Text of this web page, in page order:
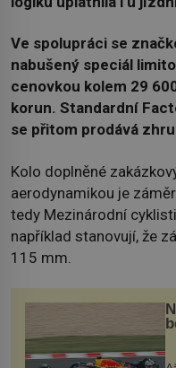
Ve spolupráci se
nabušený speciál
cenovkou kolem 29
korun. Standardní
se přitom prodává
Kolo doplněné
aerodynamikou je
tedy Mezinárodní
například stanovují, že
115 mm.